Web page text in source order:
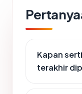
Kapan
terakhir